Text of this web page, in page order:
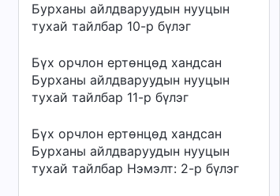
Бурханы айлдваруудын нууцын
тухай тайлбар 10-р бүлэг
Бүх орчлон ертөнцөд хандсан
Бурханы айлдваруудын нууцын
тухай тайлбар 11-р бүлэг
Бүх орчлон ертөнцөд хандсан
Бурханы айлдваруудын нууцын
тухай тайлбар Нэмэлт: 2-р бүлэг